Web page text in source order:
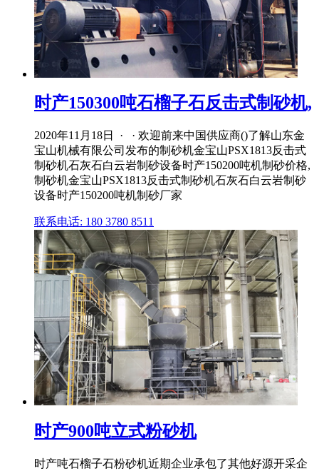
时产150300吨石榴子石反击式制砂机,
2020年11月18日 · · 欢迎前来中国供应商()了解山东金
宝山机械有限公司发布的制砂机金宝山PSX1813反击式
制砂机石灰石白云岩制砂设备时产150200吨机制砂价格,
制砂机金宝山PSX1813反击式制砂机石灰石白云岩制砂
设备时产150200吨机制砂厂家
联系电话: 180 3780 8511
时产900吨立式粉砂机
时产吨石榴子石粉砂机近期企业承包了其他好源开采企